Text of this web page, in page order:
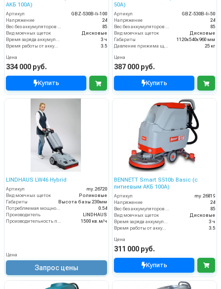
АКБ 100А)
Артикул
GBZ-530B-li-100
Напряжение
24
Вес без аккумуляторов (кг)
85
Вид моечных щеток
Дисковые
Время заряда аккумуляторов
3 ч
Время работы от аккумуляторов (ч)
3.5
Цена
334 000 руб.
Купить
50А)
Артикул
GBZ-530B-li-50
Напряжение
24
Вес без аккумуляторов (кг)
85
Вид моечных щеток
Дисковые
Габариты
1120х540х960 мм
Давление прижима щеток
25 кг
Цена
387 000 руб.
Купить
LINDHAUS LW46 Hybrid
Артикул
my.26720
Вид моечных щеток
Роликовые
Габариты
Высота базы 230мм
0.54
Производитель
LINDHAUS
1500 кв.м/ч
Цена
Запрос цены
BENNETT Smart S510b Basic (с
литиевым АКБ 100А)
Артикул
my.26819
Напряжение
24
85
Вид моечных щеток
Дисковые
3 ч
Время работы от аккумуляторов (ч)
3.5
Цена
311 000 руб.
Купить